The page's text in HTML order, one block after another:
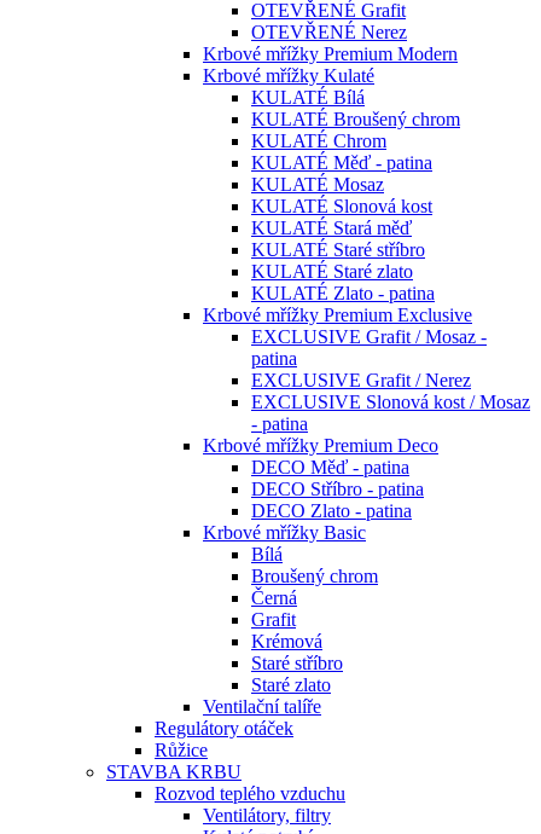
OTEVŘENÉ Grafit
OTEVŘENÉ Nerez
Krbové mřížky Premium Modern
Krbové mřížky Kulaté
KULATÉ Bílá
KULATÉ Broušený chrom
KULATÉ Chrom
KULATÉ Měď - patina
KULATÉ Mosaz
KULATÉ Slonová kost
KULATÉ Stará měď
KULATÉ Staré stříbro
KULATÉ Staré zlato
KULATÉ Zlato - patina
Krbové mřížky Premium Exclusive
EXCLUSIVE Grafit / Mosaz -
patina
EXCLUSIVE Grafit / Nerez
EXCLUSIVE Slonová kost / Mosaz
- patina
Krbové mřížky Premium Deco
DECO Měď - patina
DECO Stříbro - patina
DECO Zlato - patina
Krbové mřížky Basic
Bílá
Broušený chrom
Černá
Grafit
Krémová
Staré stříbro
Staré zlato
Ventilační talíře
Regulátory otáček
Růžice
STAVBA KRBU
Rozvod teplého vzduchu
Ventilátory, filtry